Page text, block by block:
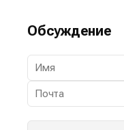
Обсуждение